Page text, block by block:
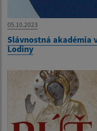
05.10.2023
Slávnostná akadémia
Lodiny